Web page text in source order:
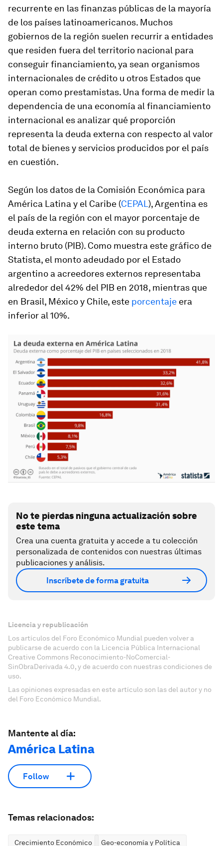
recurrente en las finanzas públicas de la mayoría
de los países latinoamericanos. Muchos
gobiernos de la región suelen recurrir a entidades
que residen fuera del territorio nacional para
conseguir financiamiento, ya sean organismos
internacionales de crédito u otros Estados que
operan como prestamistas. Una forma de medir la
dependencia de una economía al financiamiento
internacional es analizar qué proporción
representa la deuda externa con respecto al valor
total de bienes y servicios producidos por el país
en cuestión.
Según los datos de la Comisión Económica para
América Latina y el Caribe (CEPAL ), Argentina es
el país de la región con el mayor porcentaje de
deuda externa en relación con su producto
interno bruto (PIB). Como muestra este gráfico de
Statista, el monto adeudado por el Estado
argentino a acreedores externos representaba
alrededor del 42% del PIB en 2018, mientras que
en Brasil, México y Chile, este porcentaje era
inferior al 10%.
No te pierdas ninguna actualización sobre
este tema
Crea una cuenta gratuita y accede a tu colección
personalizada de contenidos con nuestras últimas
publicaciones y análisis.
Inscríbete de forma gratuita
Licencia y republicación
Los artículos del Foro Económico Mundial pueden volver a
publicarse de acuerdo con la Licencia Pública Internacional
Creative Commons Reconocimiento-NoComercial-
SinObraDerivada 4.0, y de acuerdo con nuestras condiciones de
uso.
Las opiniones expresadas en este artículo son las del autor y no
del Foro Económico Mundial.
Mantente al día:
América Latina
Follow
Temas relacionados:
Crecimiento Económico Geo-economía y Política